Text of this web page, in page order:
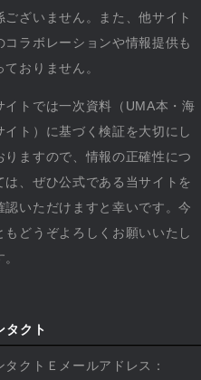
ございません。また、他サイト
コラボレーションや情報提供も
ておりません。
イトでは一次資料（UMA本・海
イト）に基づく検証を大切にし
りますので、情報の正確性につ
は、ぜひ公式である当サイトを
認いただけますと幸いです。今
もどうぞよろしくお願いいたし
タクト
タクトＥメールアドレス：